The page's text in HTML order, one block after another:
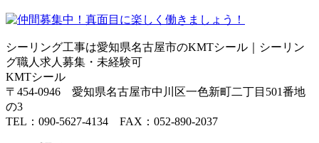
シーリング工事は愛知県名古屋市のKMTシール｜シーリン
グ職人求人募集・未経験可
KMTシール
〒454-0946 愛知県名古屋市中川区一色新町二丁目501番地
の3
TEL：090-5627-4134 FAX：052-890-2037